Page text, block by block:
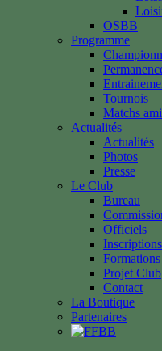
OSBB
Programme
Tournois
Matchs
Actualités
Actualités
Photos
Presse
Le Club
Bureau
Officiels
Inscriptions
Formations
Projet Club
Contact
La Boutique
Partenaires